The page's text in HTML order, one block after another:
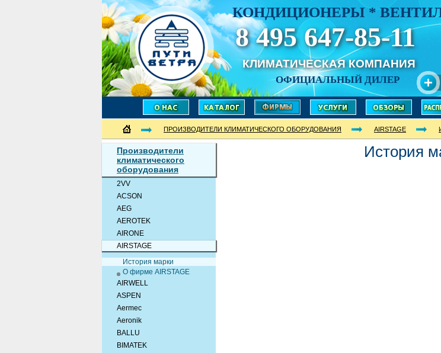
КОНДИЦИОНЕРЫ *
8 495 647-85-11
КЛИМАТИЧЕСКАЯ КОМПАНИЯ
ОФИЦИАЛЬНЫЙ ДИЛЕР
ПРОИЗВОДИТЕЛИ КЛИМАТИЧЕСКОГО ОБОРУДОВАНИЯ AIRSTAGE
Производители
климатического
оборудования
2VV
ACSON
AEG
AEROTEK
AIRONE
AIRSTAGE
История марки
О фирме AIRSTAGE
AIRWELL
ASPEN
Aermec
Aeronik
BALLU
BIMATEK
История